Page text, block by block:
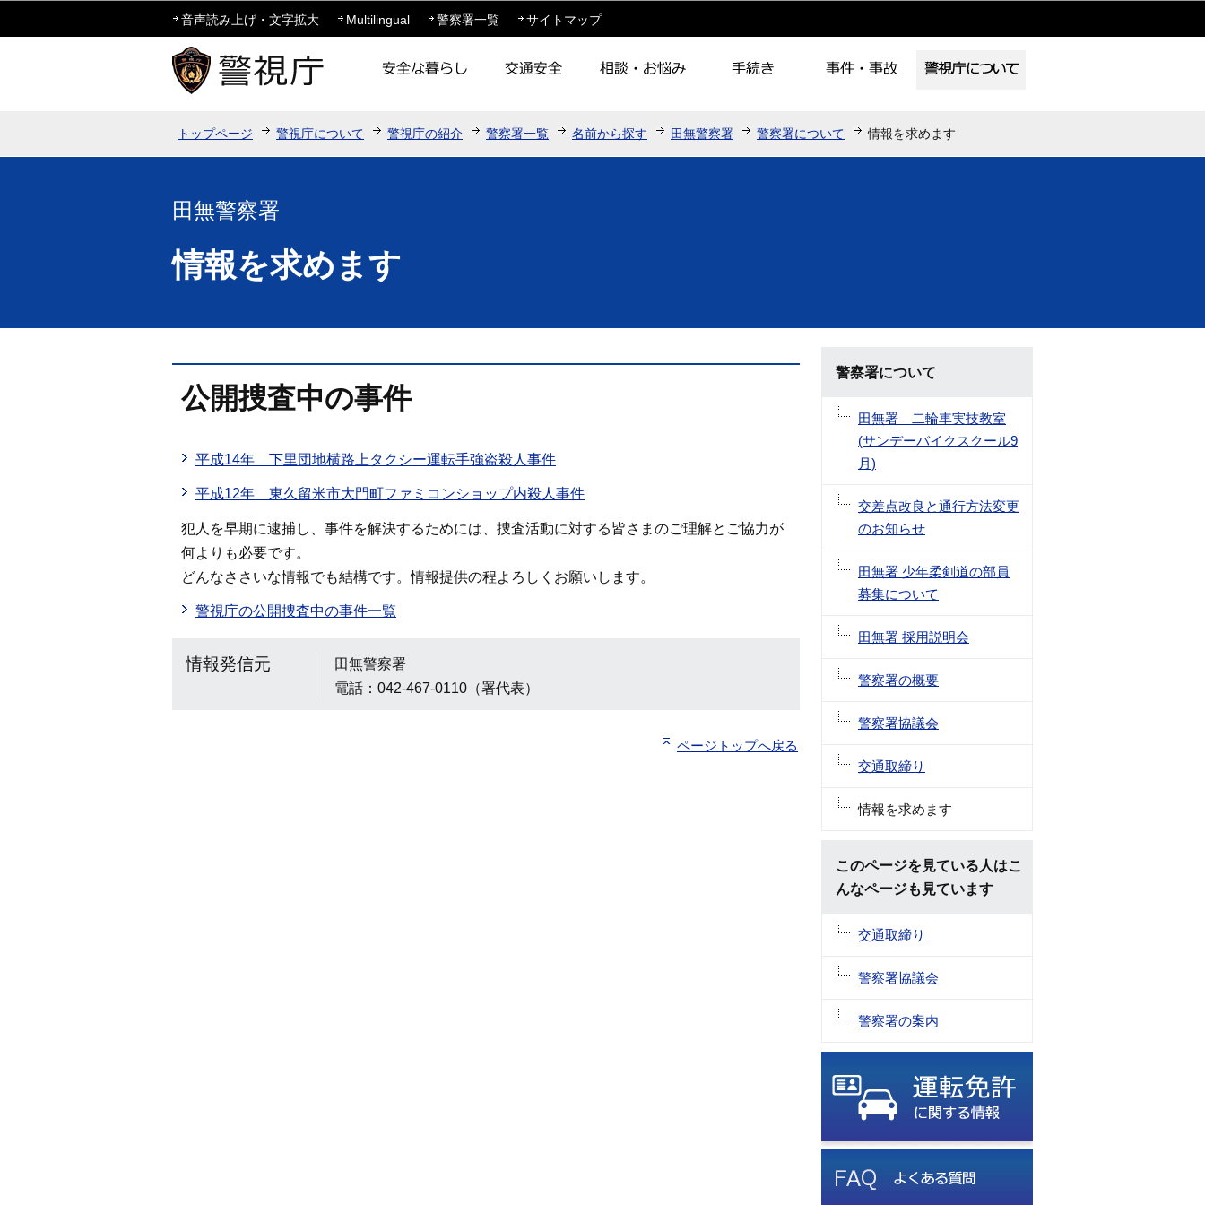
このページの本文へ移動
音声読み上げ・文字拡大 Multilingual 警察署一覧 サイトマップ
トップページ 警視庁について 警視庁の紹介 警察署一覧 名前から探す 田無警察署 警察署について 情報を求めます
田無警察署
情報を求めます
公開捜査中の事件
平成14年 下里団地横路上タクシー運転手強盗殺人事件
平成12年 東久留米市大門町ファミコンショップ内殺人事件
犯人を早期に逮捕し、事件を解決するためには、捜査活動に対する皆さまのご理解とご協力が
何よりも必要です。
どんなささいな情報でも結構です。情報提供の程よろしくお願いします。
警視庁の公開捜査中の事件一覧
情報発信元
田無警察署
電話：042-467-0110（署代表）
ページトップへ戻る
警察署について
田無署 二輪車実技教室
(サンデーバイクスクール9
月)
交差点改良と通行方法変更
のお知らせ
田無署 少年柔剣道の部員
募集について
田無署 採用説明会
警察署の概要
警察署協議会
交通取締り
情報を求めます
このページを見ている人はこ
んなページも見ています
交通取締り
警察署協議会
警察署の案内